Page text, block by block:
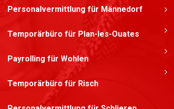
Personalvermittlung für Männedorf
Temporärbüro für Plan-les-Ouates
Payrolling für Wohlen
Temporärbüro für Risch